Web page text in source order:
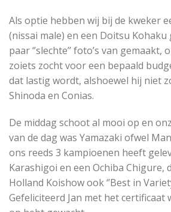
Als optie hebben wij bij de kweker
(nissai male) en een Doitsu Kohaku
paar ‘’slechte’’ foto’s van
zoiets zocht voor een bepaald
dat lastig wordt, alshoewel hij niet
Shinoda en Conias.
De middag schoot al mooi op en
van de dag was Yamazaki ofwel
ons reeds 3 kampioenen heeft
Karashigoi en een Ochiba Chigure,
Holland Koishow ook ‘’Best in
Gefeliciteerd Jan met het certificaat